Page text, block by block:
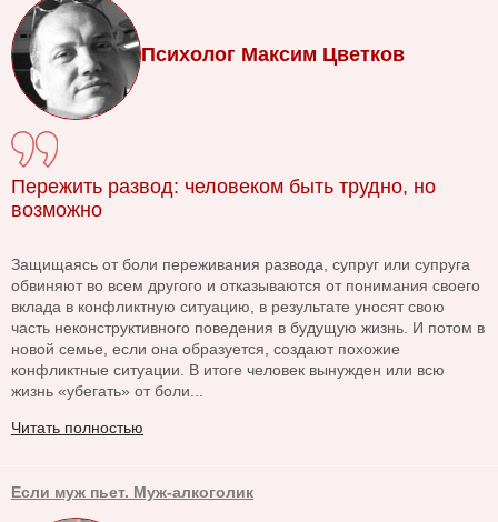
Психолог Максим Цветков
Пережить развод: человеком быть трудно, но
возможно
Защищаясь от боли переживания развода, супруг или супруга
обвиняют во всем другого и отказываются от понимания своего
вклада в конфликтную ситуацию, в результате уносят свою
часть неконструктивного поведения в будущую жизнь. И потом в
новой семье, если она образуется, создают похожие
конфликтные ситуации. В итоге человек вынужден или всю
жизнь «убегать» от боли...
Читать полностью
Если муж пьет. Муж-алкоголик